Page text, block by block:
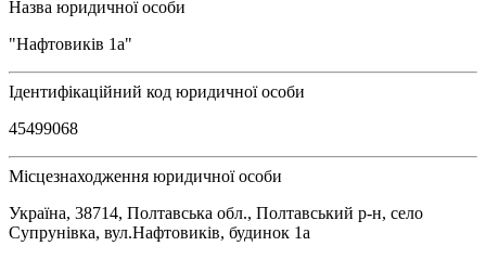
Назва юридичної особи
"Нафтовиків 1а"
Ідентифікаційний код юридичної особи
45499068
Місцезнаходження юридичної особи
Україна, 38714, Полтавська обл., Полтавський р-н, село
Супрунівка, вул.Нафтовиків, будинок 1а